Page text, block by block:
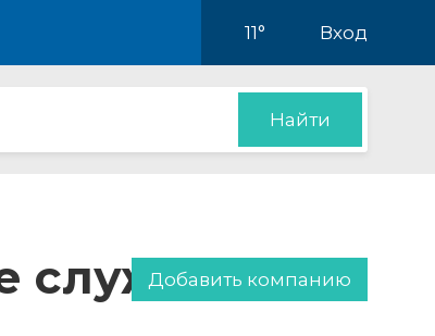
11° Вход
Найти
службыДобавить компанию